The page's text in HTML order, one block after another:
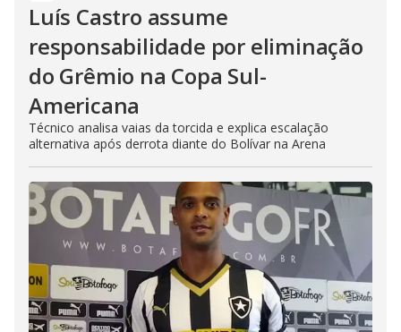
Luís Castro assume
responsabilidade por eliminação
do Grêmio na Copa Sul-
Americana
Técnico analisa vaias da torcida e explica escalação
alternativa após derrota diante do Bolívar na Arena